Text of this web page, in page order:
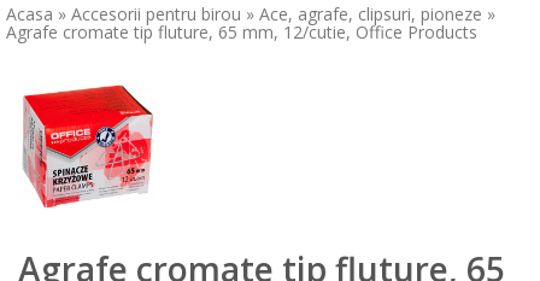
Acasa » Accesorii pentru birou » Ace, agrafe, clipsuri, pioneze »
Agrafe cromate tip fluture, 65 mm, 12/cutie, Office Products
Agrafe cromate tip fluture, 65